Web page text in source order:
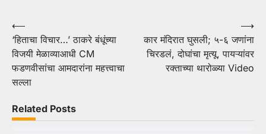
Post
navigation
⟵
‘हिताचा विचार…’ ठाकरे बंधूंच्या
विजयी मेळाव्याआधी CM
फडणवीसांचा आमदारांना महत्त्वाचा
सल्ला
कार मंदिरात घुसली; ५-६ जणांना
चिरडलं, दोघांचा मृत्यू, पायऱ्यांवर
रक्ताच्या थारोळ्या Video
⟶
Related Posts